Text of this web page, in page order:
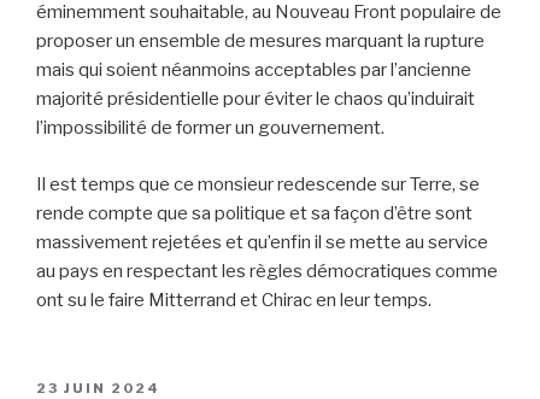
éminemment souhaitable, au Nouveau Front populaire de
proposer un ensemble de mesures marquant la rupture
mais qui soient néanmoins acceptables par l’ancienne
majorité présidentielle pour éviter le chaos qu’induirait
l’impossibilité de former un gouvernement.
Il est temps que ce monsieur redescende sur Terre, se
rende compte que sa politique et sa façon d’être sont
massivement rejetées et qu’enfin il se mette au service
au pays en respectant les règles démocratiques comme
ont su le faire Mitterrand et Chirac en leur temps.
PUBLIÉ
23 JUIN 2024